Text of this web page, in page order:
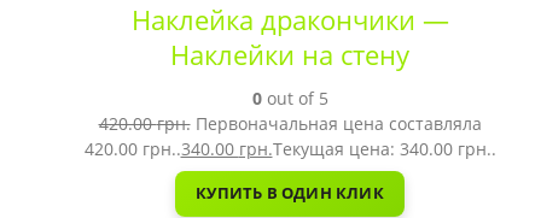
Наклейка дракончики —
Наклейки на стену
0out of 5
420.00грн. Первоначальная цена составляла
420.00 грн..340.00 грн.Текущая цена: 340.00 грн..
КУПИТЬ В ОДИН КЛИК